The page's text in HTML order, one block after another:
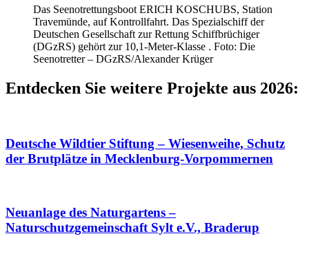
Das Seenotrettungsboot ERICH KOSCHUBS, Station
Travemünde, auf Kontrollfahrt. Das Spezialschiff der
Deutschen Gesellschaft zur Rettung Schiffbrüchiger
(DGzRS) gehört zur 10,1-Meter-Klasse . Foto: Die
Seenotretter – DGzRS/Alexander Krüger
Entdecken Sie weitere Projekte aus 2026:
Deutsche Wildtier Stiftung – Wiesenweihe, Schutz
der Brutplätze in Mecklenburg-Vorpommernen
Neuanlage des Naturgartens –
Naturschutzgemeinschaft Sylt e.V., Braderup